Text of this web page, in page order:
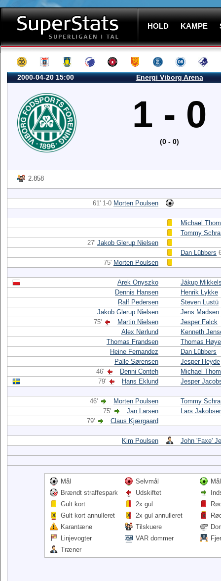
HOLD KAMPE
2000-04-20 15:00 Energi Viborg Arena
1 - 0
(0 - 0)
2.858
61' 1-0 Morten Poulsen
Michael
Tommy
27' Jakob Glerup Nielsen
Dan Lübbers
75' Morten Poulsen
Arek Onyszko
Jákup
Dennis Hansen
Henrik Lykke
Ralf Pedersen
Steven Lustü
Jakob Glerup Nielsen
Jens Madsen
75'
Martin Nielsen
Jesper Falck
Alex Nørlund
Kenneth
Thomas Frandsen
Thomas
Heine Fernandez
Dan Lübbers
Palle Sørensen
Jesper Heyde
46'
Denni Conteh
Michael
79'
Hans Eklund Jesper
46' Morten Poulsen
Tommy
75'
Jan Larsen
Lars
79'
Claus Kjærgaard
Kim Poulsen John 'Faxe'
Mål Selvmål
Brændt straffespark
Udskiftet
Gult kort
2x gul
Gult kort annulleret
2x gul annulleret
Karantæne
Tilskuere
Linjevogter
VAR dommer
Træner